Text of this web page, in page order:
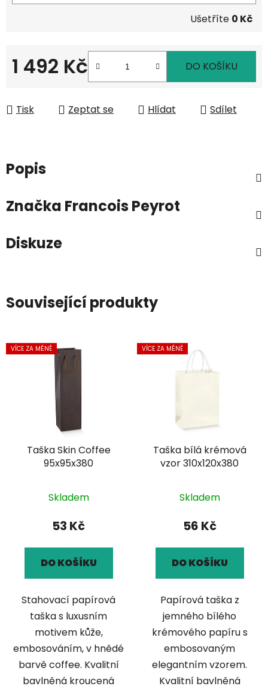
Ušetříte 0 Kč
1 492 Kč DO KOŠÍKU
Tisk Zeptat se Hlídat Sdílet
Popis
Značka Francois Peyrot
Diskuze
Související produkty
VÍCE ZA MÉNĚ
Taška Skin Coffee
95x95x380
Skladem
53 Kč
DO KOŠÍKU
Stahovací papírová
taška s luxusním
motivem kůže,
embosováním, v hnědé
barvě coffee. Kvalitní
bavlněná kroucená
VÍCE ZA MÉNĚ
Taška bílá krémová
vzor 310x120x380
Skladem
56 Kč
DO KOŠÍKU
Papírová taška z
jemného bílého
krémového papíru s
embosovaným
elegantním vzorem.
Kvalitní bavlněná